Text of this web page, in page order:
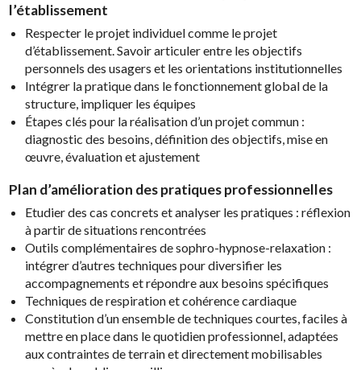
l’établissement
Respecter le projet individuel comme le projet
d’établissement. Savoir articuler entre les objectifs
personnels des usagers et les orientations institutionnelles
Intégrer la pratique dans le fonctionnement global de la
structure, impliquer les équipes
Étapes clés pour la réalisation d’un projet commun :
diagnostic des besoins, définition des objectifs, mise en
œuvre, évaluation et ajustement
Plan d’amélioration des pratiques professionnelles
Etudier des cas concrets et analyser les pratiques : réflexion
à partir de situations rencontrées
Outils complémentaires de sophro-hypnose-relaxation :
intégrer d’autres techniques pour diversifier les
accompagnements et répondre aux besoins spécifiques
Techniques de respiration et cohérence cardiaque
Constitution d’un ensemble de techniques courtes, faciles à
mettre en place dans le quotidien professionnel, adaptées
aux contraintes de terrain et directement mobilisables